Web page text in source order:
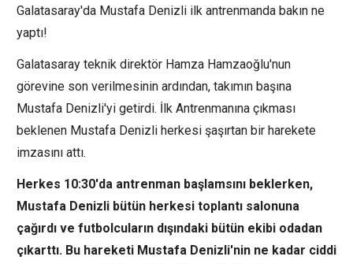
Galatasaray'da Mustafa Denizli ilk antrenmanda bakın ne
yaptı!
Galatasaray teknik direktör Hamza Hamzaoğlu'nun
görevine son verilmesinin ardından, takımın başına
Mustafa Denizli'yi getirdi. İlk Antrenmanına çıkması
beklenen Mustafa Denizli herkesi şaşırtan bir harekete
imzasını attı.
Herkes 10:30'da antrenman başlamsını beklerken,
Mustafa Denizli bütün herkesi toplantı salonuna
çağırdı ve futbolcuların dışındaki bütün ekibi odadan
çıkarttı. Bu hareketi Mustafa Denizli'nin ne kadar ciddi